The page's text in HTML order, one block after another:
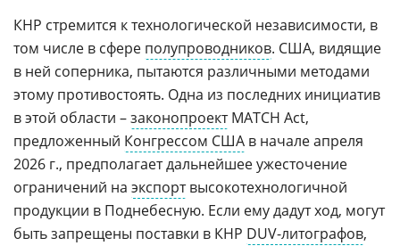
КНР стремится к технологической независимости, в
том числе в сфере полупроводников. США, видящие
в ней соперника, пытаются различными методами
этому противостоять. Одна из последних инициатив
в этой области –законопроектMATCH Act,
предложенный Конгрессом США в начале апреля
2026 г., предполагает дальнейшее ужесточение
ограничений на экспортвысокотехнологичной
продукции в Поднебесную. Если ему дадут ход, могут
быть запрещены поставки в КНР DUV-литографов,